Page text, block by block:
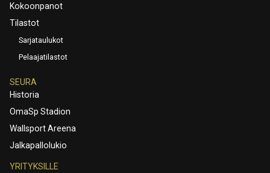
Kokoonpanot
Tilastot
Sarjataulukot
Pelaajatilastot
SEURA
Historia
OmaSp Stadion
Wallsport Areena
Jalkapallolukio
YRITYKSILLE